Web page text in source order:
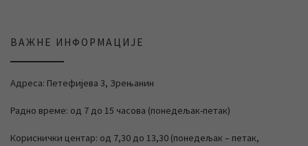
ВАЖНЕ ИНФОРМАЦИЈЕ
Адреса: Петефијева 3, Зрењанин
Радно време: од 7 до 15 часова (понедељак-петак)
Кориснички центар: од 7,30 до 13,30 (понедељак – петак,